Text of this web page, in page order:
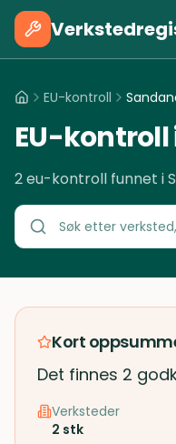
EU-kontroll
EU-kontroll
2 eu-kontroll funnet i
Kort
Det finnes 2
Verksteder
2 stk